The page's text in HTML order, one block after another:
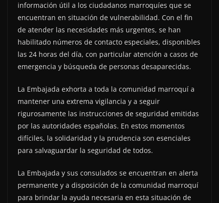
información útil a los ciudadanos marroquíes que se
encuentran en situación de vulnerabilidad. Con el fin
de atender las necesidades más urgentes, se han
habilitado números de contacto especiales, disponibles
las 24 horas del día, con particular atención a casos de
emergencia y búsqueda de personas desaparecidas.
La Embajada exhorta a toda la comunidad marroquí a
mantener una extrema vigilancia y a seguir
rigurosamente las instrucciones de seguridad emitidas
por las autoridades españolas. En estos momentos
difíciles, la solidaridad y la prudencia son esenciales
para salvaguardar la seguridad de todos.
La Embajada y sus consulados se encuentran en alerta
permanente y a disposición de la comunidad marroquí
para brindar la ayuda necesaria en esta situación de